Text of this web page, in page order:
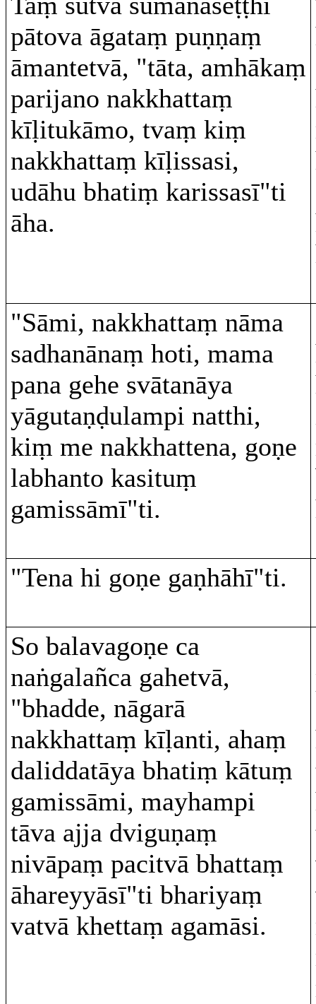
pātova āgataṃ puṇṇaṃ
āmantetvā, "tāta, amhākaṃ
parijano nakkhattaṃ
kīḷitukāmo, tvaṃ kiṃ
nakkhattaṃ kīḷissasi,
udāhu bhatiṃ karissasī"ti
āha.
"Sāmi, nakkhattaṃ nāma
sadhanānaṃ hoti, mama
pana gehe svātanāya
yāgutaṇḍulampi natthi,
kiṃ me nakkhattena, goṇe
labhanto kasituṃ
gamissāmī"ti.
"Tena hi goṇe gaṇhāhī"ti.
So balavagoṇe ca
naṅgalañca gahetvā,
"bhadde, nāgarā
nakkhattaṃ kīḷanti, ahaṃ
daliddatāya bhatiṃ kātuṃ
gamissāmi, mayhampi
tāva ajja dviguṇaṃ
nivāpaṃ pacitvā bhattaṃ
āhareyyāsī"ti bhariyaṃ
vatvā khettaṃ agamāsi.